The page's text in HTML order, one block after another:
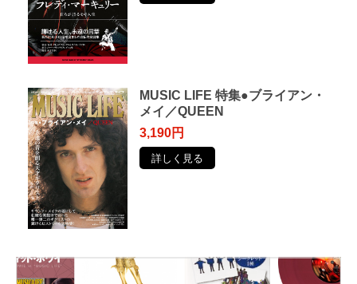
MUSIC LIFE 特集●ブライアン・
メイ／QUEEN
3,190円
詳しく見る